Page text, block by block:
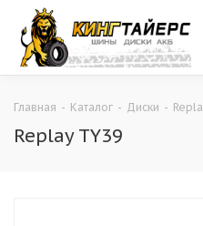
Главная - Каталог - Диски -
Replay TY39